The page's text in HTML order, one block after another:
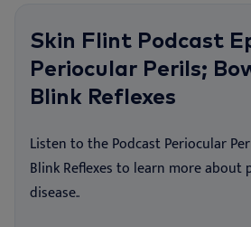
Skin Flint Podcast
Periocular Perils;
Blink Reflexes
Listen to the Podcast Periocular
Blink Reflexes to learn more about
disease..